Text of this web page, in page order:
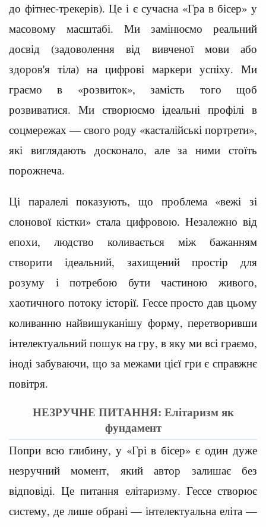
до фітнес-трекерів). Це і є сучасна «Гра в бісер» у
масовому масштабі. Ми замінюємо реальний
досвід (задоволення від вивченої мови або
здоров'я тіла) на цифрові маркери успіху. Ми
граємо в «розвиток», замість того щоб
розвиватися. Ми створюємо ідеальні профілі в
соцмережах — свого роду «касталійські портрети»,
які виглядають досконало, але за ними стоїть
порожнеча.
Ці паралелі показують, що проблема «вежі зі
слонової кістки» стала цифровою. Незалежно від
епохи, людство коливається між бажанням
створити ідеальний, захищений простір для
розуму і потребою бути частиною живого,
хаотичного потоку історії. Гессе просто дав цьому
коливанню найвишуканішу форму, перетворивши
інтелектуальний пошук на гру, в яку ми всі граємо,
іноді забуваючи, що за межами цієї гри є справжнє
повітря.
НЕЗРУЧНЕ ПИТАННЯ: Елітаризм як
фундамент
Попри всю глибину, у «Грі в бісер» є один дуже
незручний момент, який автор залишає без
відповіді. Це питання елітаризму. Гессе створює
систему, де лише обрані — інтелектуальна еліта —